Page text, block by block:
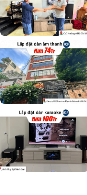
Phân khúc
Chỉ số định hướng Q
Các biện pháp bảo vệ
Tần số chéo
Trở kháng danh
nghĩa(OHM)
Đánh giá công suất
đầu vào
Độ nhạy (DB, 1W @
1M)